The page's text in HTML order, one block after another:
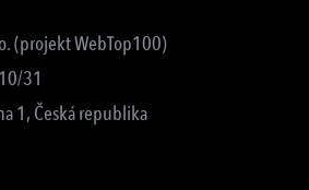
(projekt WebTop100)
31
1, Česká republika